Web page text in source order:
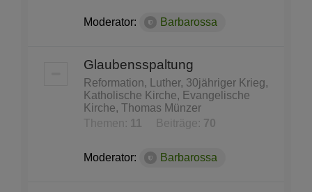
Moderator: Barbarossa
Glaubensspaltung
Reformation, Luther, 30jähriger Krieg,
Katholische Kirche, Evangelische
Kirche, Thomas Münzer
Themen:
Beiträge: 70
Moderator: Barbarossa